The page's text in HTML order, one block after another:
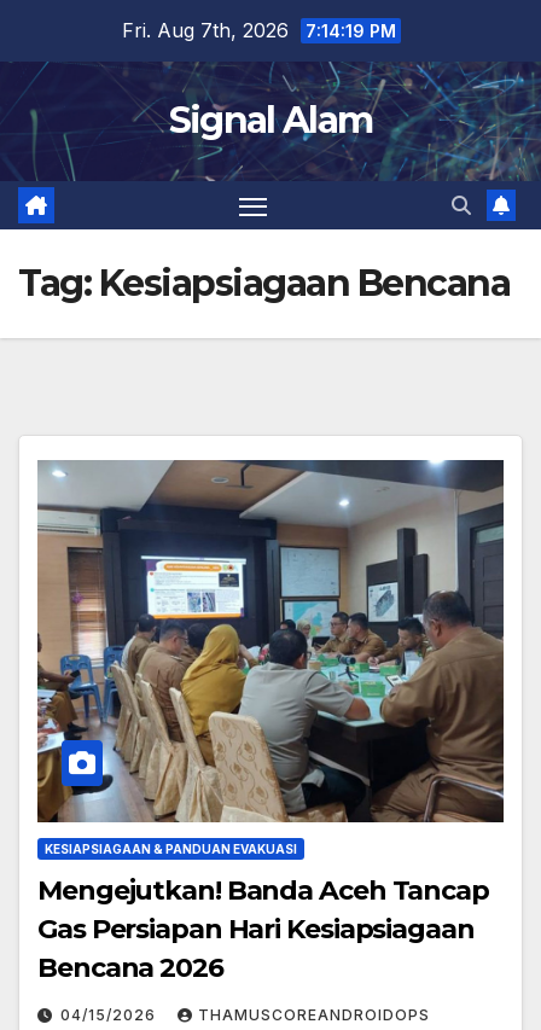
content
Fri. Aug 7th, 2026 7:14:20 PM
Signal Alam
Tag: Kesiapsiagaan Bencana
KESIAPSIAGAAN & PANDUAN EVAKUASI
Mengejutkan! Banda Aceh Tancap
Gas Persiapan Hari Kesiapsiagaan
Bencana 2026
04/15/2026 THAMUSCOREANDROIDOPS